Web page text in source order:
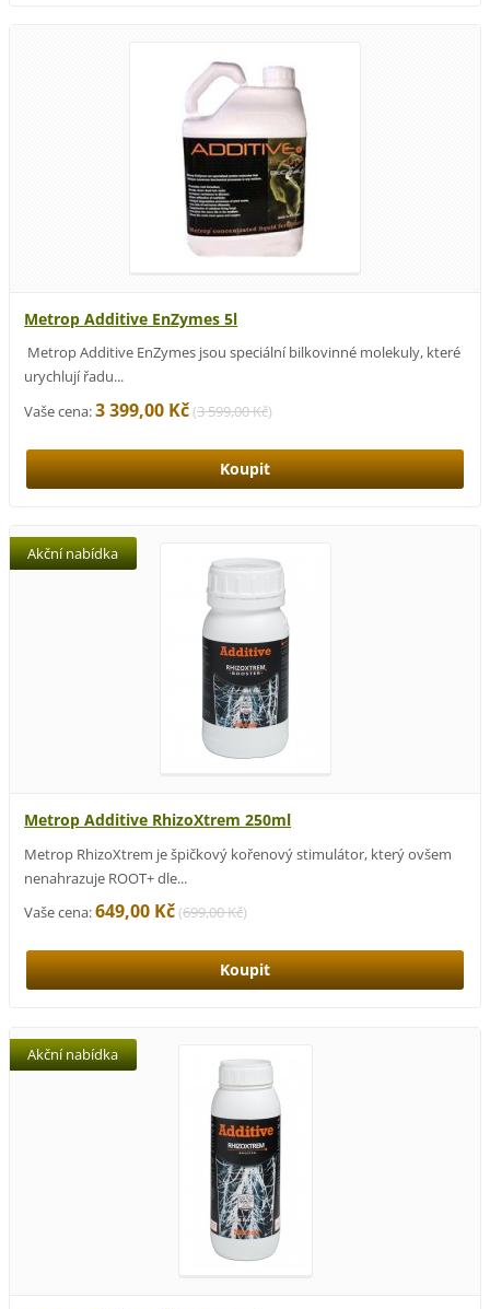
Metrop Additive EnZymes 5l
Metrop Additive EnZymes jsou speciální bilkovinné molekuly, které
urychlují řadu...
Vaše cena:3 399,00 Kč(3 599,00 Kč)
Metrop Additive RhizoXtrem 250ml
Akční nabídka
Metrop RhizoXtrem je špičkový kořenový stimulátor, který ovšem
nenahrazuje ROOT+ dle...
Vaše cena:649,00 Kč(699,00 Kč)
Akční nabídka